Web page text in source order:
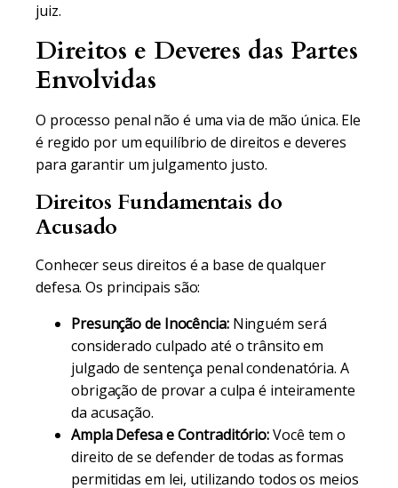
juiz.
Direitos e Deveres das Partes
Envolvidas
O processo penal não é uma via de mão única. Ele
é regido por um equilíbrio de direitos e deveres
para garantir um julgamento justo.
Direitos Fundamentais do
Acusado
Conhecer seus direitos é a base de qualquer
defesa. Os principais são:
Presunção de Inocência:Ninguém será
considerado culpado até o trânsito em
julgado de sentença penal condenatória. A
obrigação de provar a culpa é inteiramente
da acusação.
Ampla Defesa e Contraditório:Você tem o
direito de se defender de todas as formas
permitidas em lei, utilizando todos os meios